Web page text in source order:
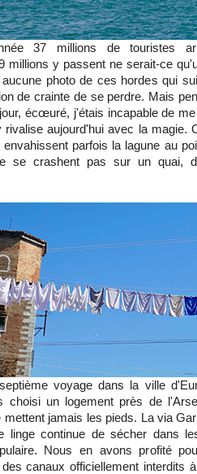
37 millions de touristes
millions y passent ne serait-ce
photo de ces hordes qui
de crainte de se perdre. Mais
écœuré, j'étais incapable de
rivalise aujourd'hui avec la magie.
envahissent parfois la lagune au
se crashent pas sur un quai,
voyage dans la ville
choisi un logement près de
mettent jamais les pieds. La via
linge continue de sécher dans
Nous en avons profité
canaux officiellement interdits